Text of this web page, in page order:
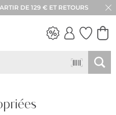
DE 129 € ET RETOURS
30 JOURS